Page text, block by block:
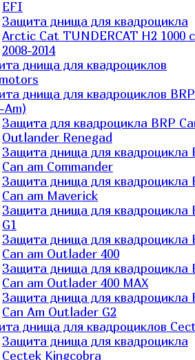
EFI
Защита днища для квадроцикла
Arctic Cat TUNDERCAT H2 1000 c
2008-2014
днища для квадроциклов
днища для квадроциклов BRP
Am)
Защита для квадроцикла BRP
Outlander Renegad
Защита днища для квадроцикла
Can am Commander
Защита днища для квадроцикла
Can am Maverick
Защита днища для квадроцикла
G1
Защита днища для квадроцикла
Can am Outlader 400
Защита днища для квадроцикла
Can am Outlader 400 MAX
Защита днища для квадроцикла
Can Аm Outlader G2
днища для квадроциклов
Защита днища для квадроцикла
Cectek Kingcobra